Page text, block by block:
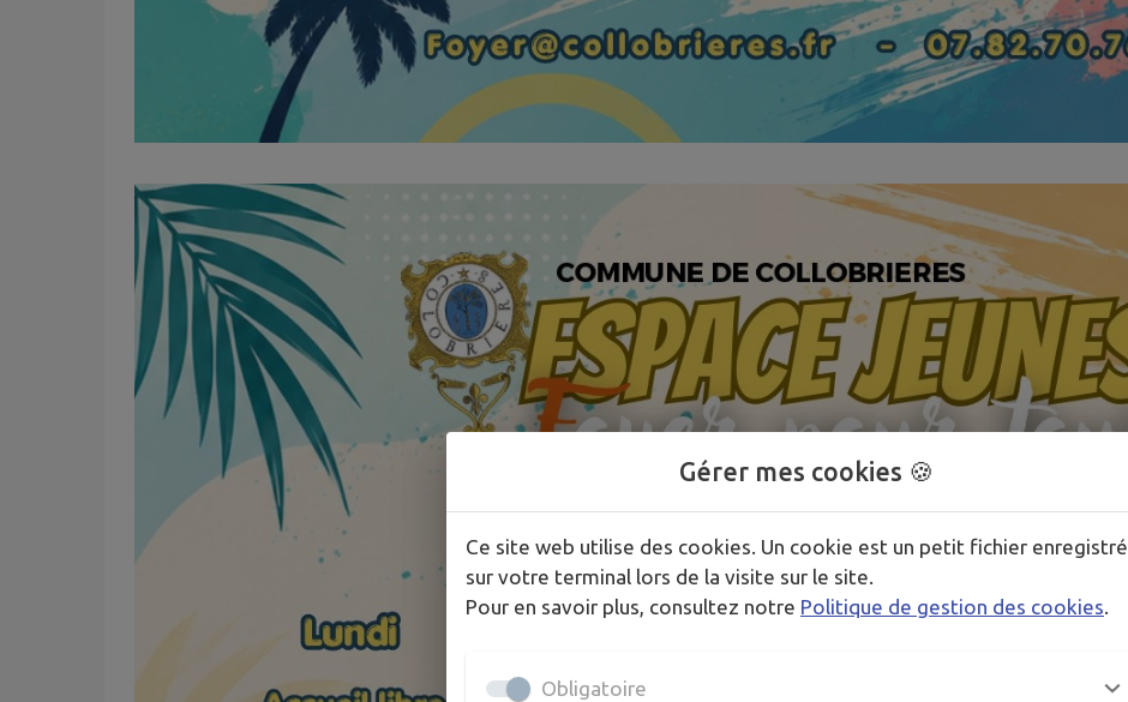
Gérer mes cookies 🍪
Ce site web utilise des cookies. Un cookie est un petit fichier enregistré
sur votre terminal lors de la visite sur le site.
Pour en savoir plus, consultez notre Politique de gestion des cookies
Obligatoire